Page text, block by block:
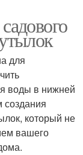
для
воды в нижней
создания
который не
вашего